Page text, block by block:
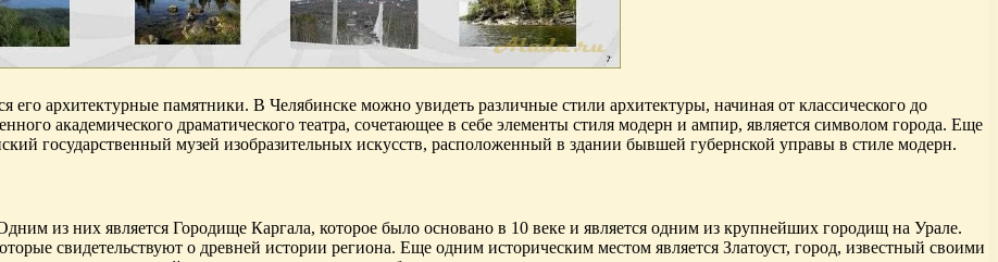
его архитектурные памятники. В Челябинске можно увидеть различные стили архитектуры, начиная от классического до
академического драматического театра, сочетающее в себе элементы стиля модерн и ампир, является символом города. Еще
государственный музей изобразительных искусств, расположенный в здании бывшей губернской управы в стиле модерн.
из них является Городище Каргала, которое было основано в 10 веке и является одним из крупнейших городищ на Урале.
свидетельствуют о древней истории региона. Еще одним историческим местом является Златоуст, город, известный своими